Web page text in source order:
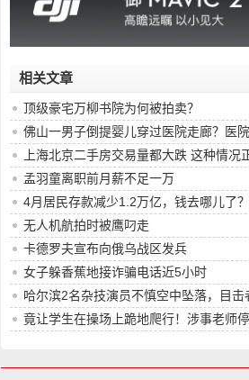
相关文章
顶级豪宅万柳书院为何被拍卖？
佛山一男子倒提婴儿穿过医院走廊？医
上海北京二手房交易量都大跌 这种情况
孟羽童离职前月薪不足一万
4月居民存款减少1.2万亿，钱去哪儿了？
无人机航拍时被鹰叼走
卡德罗夫宣布向俄乌战区发兵
女子躲香蕉地接诈骗电话近5小时
哈尔滨2名杂技演员不慎空中坠落，目
题
竟让学生在操场上跪地爬行！涉事老师